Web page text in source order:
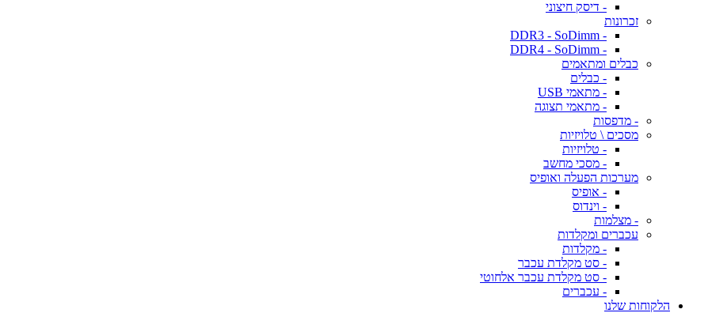
- דיסק חיצוני
זכרונות
- DDR3 - SoDimm
- DDR4 - SoDimm
כבלים ומתאמים
- כבלים
- מתאמי USB
- מתאמי תצוגה
- מדפסות
מסכים \ טלויזיות
- טלויזיות
- מסכי מחשב
מערכות הפעלה ואופיס
- אופיס
- וינדוס
- מצלמות
עכברים ומקלדות
- מקלדות
- סט מקלדת עכבר
- סט מקלדת עכבר אלחוטי
- עכברים
הלקוחות שלנו